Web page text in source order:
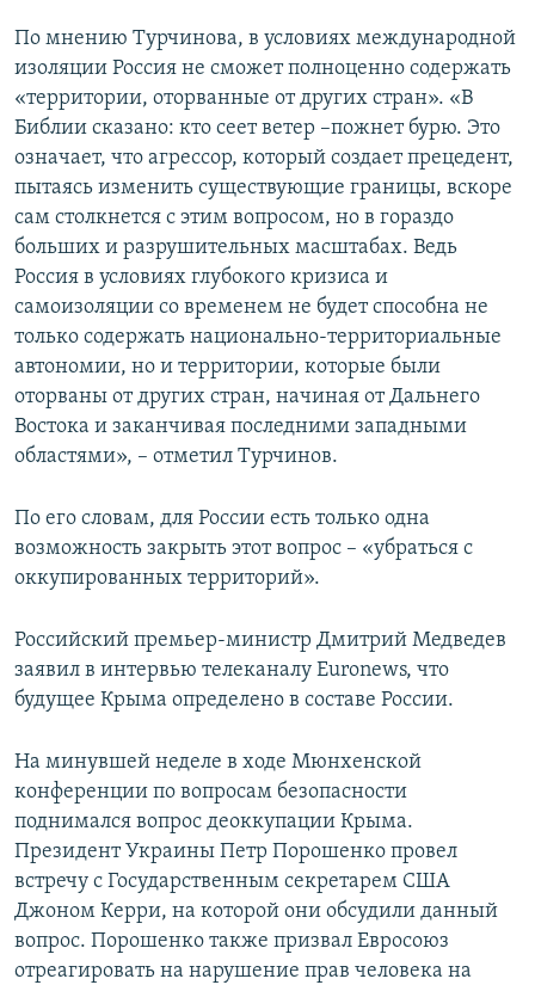
По мнению Турчинова, в условиях международной
изоляции Россия не сможет полноценно содержать
«территории, оторванные от других стран». «В
Библии сказано: кто сеет ветер –пожнет бурю. Это
означает, что агрессор, который создает прецедент,
пытаясь изменить существующие границы, вскоре
сам столкнется с этим вопросом, но в гораздо
больших и разрушительных масштабах. Ведь
Россия в условиях глубокого кризиса и
самоизоляции со временем не будет способна не
только содержать национально-территориальные
автономии, но и территории, которые были
оторваны от других стран, начиная от Дальнего
Востока и заканчивая последними западными
областями», – отметил Турчинов.
По его словам, для России есть только одна
возможность закрыть этот вопрос – «убраться с
оккупированных территорий».
Российский премьер-министр Дмитрий Медведев
заявил в интервью телеканалу Euronews, что
будущее Крыма определено в составе России.
На минувшей неделе в ходе Мюнхенской
конференции по вопросам безопасности
поднимался вопрос деоккупации Крыма.
Президент Украины Петр Порошенко провел
встречу с Государственным секретарем США
Джоном Керри, на которой они обсудили данный
вопрос. Порошенко также призвал Евросоюз
отреагировать на нарушение прав человека на